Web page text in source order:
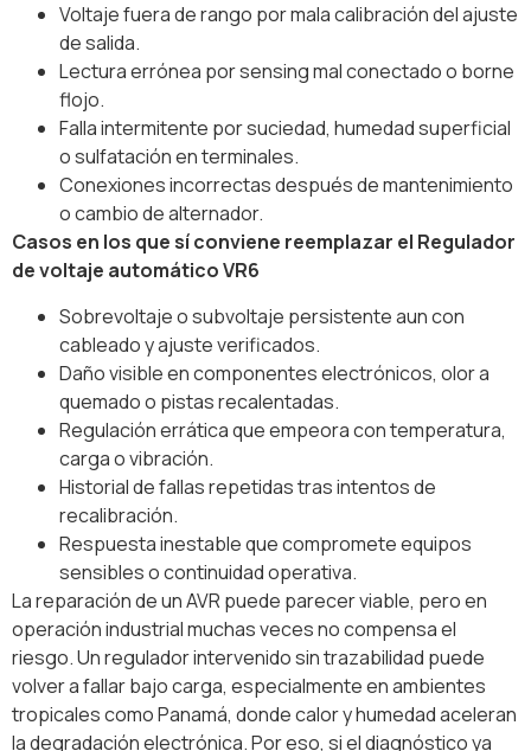
Voltaje fuera de rango por mala calibración del ajuste
de salida.
Lectura errónea por sensing mal conectado o borne
flojo.
Falla intermitente por suciedad, humedad superficial
o sulfatación en terminales.
Conexiones incorrectas después de mantenimiento
o cambio de alternador.
Casos en los que sí conviene reemplazar el Regulador
de voltaje automático VR6
Sobrevoltaje o subvoltaje persistente aun con
cableado y ajuste verificados.
Daño visible en componentes electrónicos, olor a
quemado o pistas recalentadas.
Regulación errática que empeora con temperatura,
carga o vibración.
Historial de fallas repetidas tras intentos de
recalibración.
Respuesta inestable que compromete equipos
sensibles o continuidad operativa.
La reparación de un AVR puede parecer viable, pero en
operación industrial muchas veces no compensa el
riesgo. Un regulador intervenido sin trazabilidad puede
volver a fallar bajo carga, especialmente en ambientes
tropicales como Panamá, donde calor y humedad aceleran
la degradación electrónica. Por eso, si el diagnóstico ya